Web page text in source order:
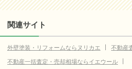
関連サイト
外壁塗装・リフォームならヌリカエ
不動産
不動産一括査定・売却相場ならイエウール